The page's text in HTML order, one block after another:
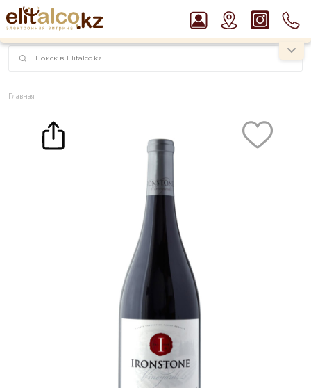
наименований!
instagram.com/rojo.kz
Рекомендуем
Водка Smirnoff Red Vodka 37,5%
Пиво Guinness Draught 4,2% Can
Виски Talisker 10 YO Malt 45,8% in Box
Ром Captain Morgan White 37,5%
Главная